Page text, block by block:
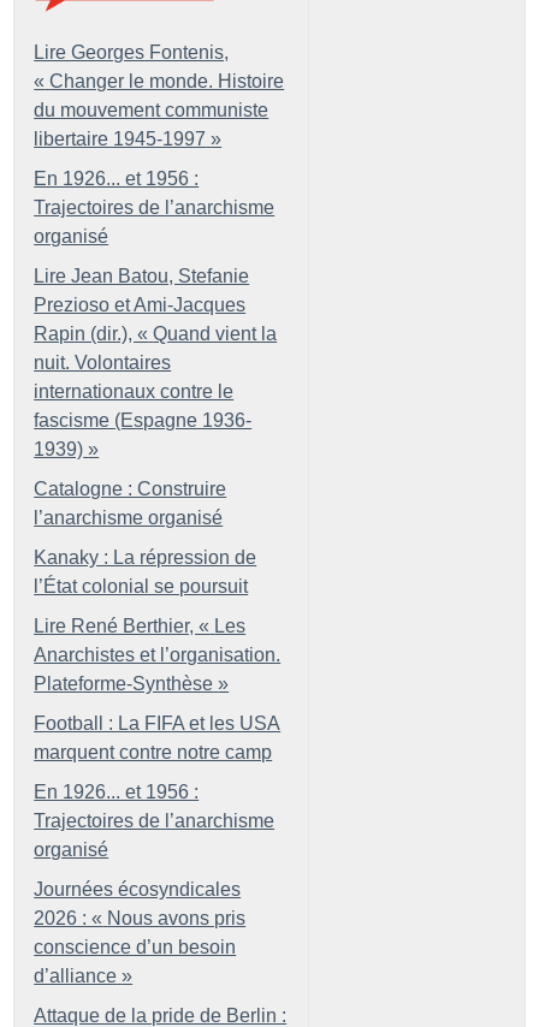
Lire Georges Fontenis,
« Changer le monde. Histoire
du mouvement communiste
libertaire 1945-1997 »
En 1926... et 1956 :
Trajectoires de l’anarchisme
organisé
Lire Jean Batou, Stefanie
Prezioso et Ami-Jacques
Rapin (dir.), « Quand vient la
nuit. Volontaires
internationaux contre le
fascisme (Espagne 1936-
1939) »
Catalogne : Construire
l’anarchisme organisé
Kanaky : La répression de
l’État colonial se poursuit
Lire René Berthier, « Les
Anarchistes et l’organisation.
Plateforme-Synthèse »
Football : La FIFA et les USA
marquent contre notre camp
En 1926... et 1956 :
Trajectoires de l’anarchisme
organisé
Journées écosyndicales
2026 : « Nous avons pris
conscience d’un besoin
d’alliance »
Attaque de la pride de Berlin :